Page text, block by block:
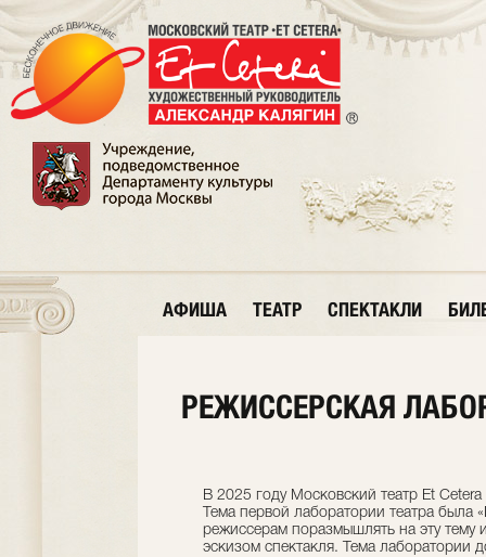
АФИША ТЕАТР СПЕКТАКЛИ
РЕЖИССЕРСКАЯ
В 2025 году Московский театр Et
Тема первой лаборатории театра
режиссерам поразмышлять на эту тему
эскизом спектакля. Тема лаборатории